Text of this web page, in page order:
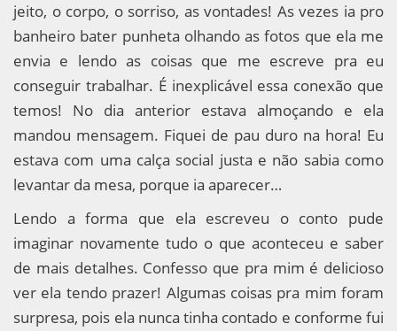
jeito, o corpo, o sorriso, as vontades! As vezes ia pro
banheiro bater punheta olhando as fotos que ela me
envia e lendo as coisas que me escreve pra eu
conseguir trabalhar. É inexplicável essa conexão que
temos! No dia anterior estava almoçando e ela
mandou mensagem. Fiquei de pau duro na hora! Eu
estava com uma calça social justa e não sabia como
levantar da mesa, porque ia aparecer…
Lendo a forma que ela escreveu o conto pude
imaginar novamente tudo o que aconteceu e saber
de mais detalhes. Confesso que pra mim é delicioso
ver ela tendo prazer! Algumas coisas pra mim foram
surpresa, pois ela nunca tinha contado e conforme fui